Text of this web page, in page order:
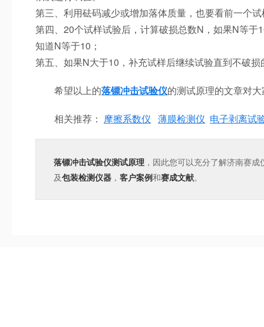
第三、利用砝码减少或增加落体质量，也要看前一个
第四、20个试样试验后，计算破损总数N，如果N等
知道N等于10；
第五、如果N大于10，补充试样后继续试验直到不破
希望以上的落镖冲击试验仪的测试原理的文章对
相关推荐： 摩擦系数仪 薄膜检测仪 电子剥离试
落镖冲击试验仪测试原理 ，因此您可以充分了解济南赛
及包装检测仪器 ， 客户案例和赛成文献。